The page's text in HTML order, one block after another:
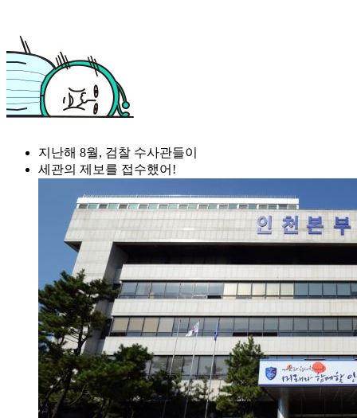
지난해 8월, 검찰 수사관들이
세관의 제보를 접수했어!